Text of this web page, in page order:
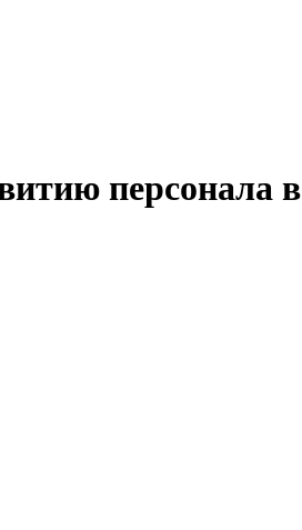
персонала в